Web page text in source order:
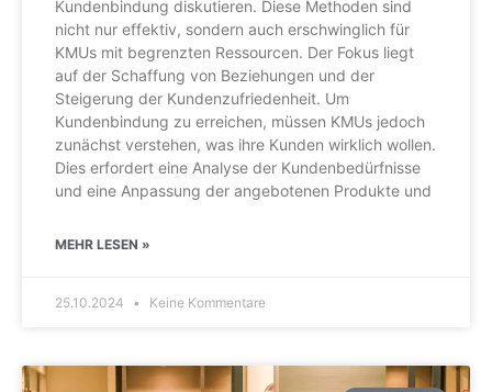
Kundenbindung diskutieren. Diese Methoden sind
nicht nur effektiv, sondern auch erschwinglich für
KMUs mit begrenzten Ressourcen. Der Fokus liegt
auf der Schaffung von Beziehungen und der
Steigerung der Kundenzufriedenheit. Um
Kundenbindung zu erreichen, müssen KMUs jedoch
zunächst verstehen, was ihre Kunden wirklich wollen.
Dies erfordert eine Analyse der Kundenbedürfnisse
und eine Anpassung der angebotenen Produkte und
MEHR LESEN »
25.10.2024 Keine Kommentare